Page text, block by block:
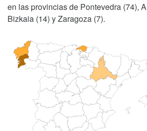
en las provincias de Pontevedra (74),
Bizkaia (14) y Zaragoza (7).